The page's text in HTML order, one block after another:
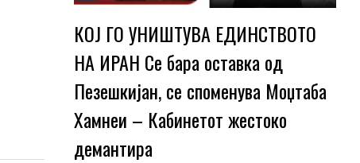
КОЈ ГО УНИШТУВА ЕДИНСТВОТО
НА ИРАН Се бара оставка од
Пезешкијан, се споменува Моџтаба
Хамнеи – Кабинетот жестоко
демантира